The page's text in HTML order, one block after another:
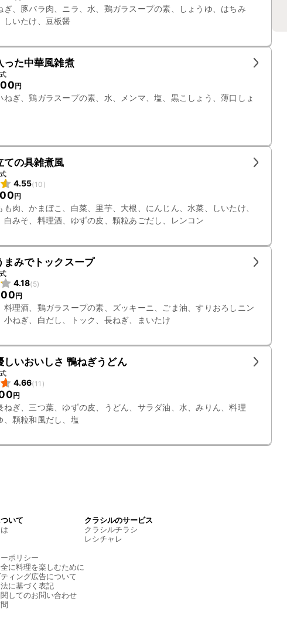
ぎ、豚バラ肉、ニラ、水、鶏ガラスープの素、しょうゆ、はちみ
しいたけ、豆板醤
った中華風雑煮
円
ねぎ、鶏ガラスープの素、水、メンマ、塩、黒こしょう、薄口しょ
ての具雑煮風
4.55(10 )
円
も肉、かまぼこ、白菜、里芋、大根、にんじん、水菜、しいたけ、
白みそ、料理酒、ゆずの皮、顆粒あごだし、レンコン
まみでトックスープ
4.18(5)
円
料理酒、鶏ガラスープの素、ズッキーニ、ごま油、すりおろしニン
小ねぎ、白だし、トック、長ねぎ、まいたけ
しいおいしさ 鴨ねぎうどん
4.66(11 )
円
ねぎ、三つ葉、ゆずの皮、うどん、サラダ油、水、みりん、料理
、顆粒和風だし、塩
いて
ポリシー
に料理を楽しむために
ィング広告について
に基づく表記
してのお問い合わせ
クラシルのサービス
クラシルチラシ
レシチャレ